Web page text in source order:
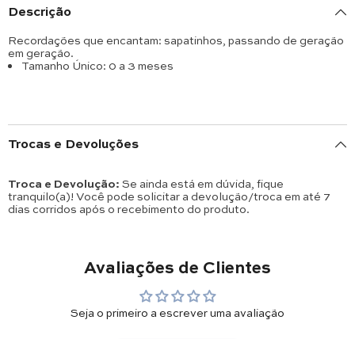
Descrição
Recordações que encantam: sapatinhos, passando de geração
em geração.
Tamanho Único: 0 a 3 meses
Trocas e Devoluções
Troca e Devolução: Se ainda está em dúvida, fique
tranquilo(a)! Você pode solicitar a devolução/troca em até 7
dias corridos após o recebimento do produto.
Avaliações de Clientes
Seja o primeiro a escrever uma avaliação